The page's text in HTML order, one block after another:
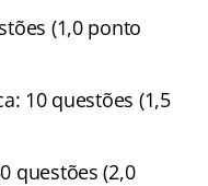
(1,0 ponto
10 questões (1,5
questões (2,0